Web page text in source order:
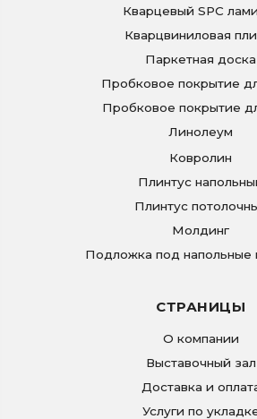
Кварцевый SPC
Кварцвиниловая
Паркетная доска
Пробковое покрытие
Пробковое покрытие
Линолеум
Ковролин
Плинтус
Плинтус
Молдинг
Подложка под напольные
СТРАНИЦЫ
О компании
Выставочный зал
Доставка и
Услуги по